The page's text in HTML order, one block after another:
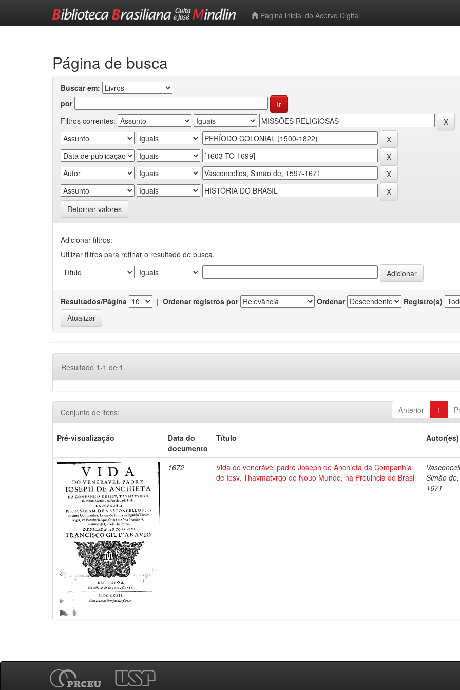
Página inicial do Acervo Digital
Página de busca
Buscar em:
por
Filtros correntes:
Retornar valores
Adicionar filtros:
Utilizar filtros para refinar o resultado de busca.
Resultados/Página | Ordenar registros por Ordenar Registro(s)
Resultado 1-1 de 1.
Anterior 1
Conjunto de itens:
Pré-visualização
Data do
documento
Título Autor(es)
1672
Vida do venerável padre Joseph de Anchieta da Companhia
de Iesv, Thavmatvrgo do Nouo Mundo, na Prouincia do Brasil
Simão
1671